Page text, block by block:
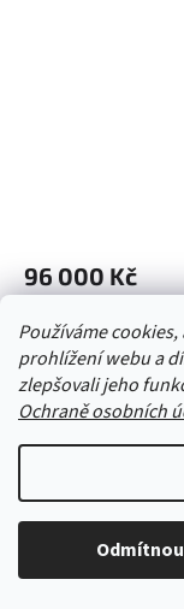
Používáme
prohlížení webu a
zlepšovali jeho
Ochraně osobních
Stačí nám zavolat a
96 000 Kč
PlasmaLoop -
magnetická složka